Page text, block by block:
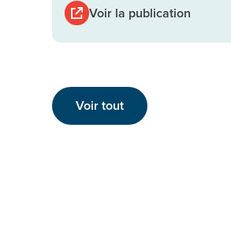
Voir la publication
Voir tout